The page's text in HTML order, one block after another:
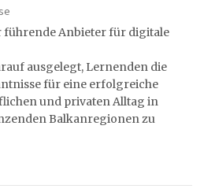
führende Anbieter für digitale
ausgelegt, Lernenden die
für eine erfolgreiche
und privaten Alltag in
Balkanregionen zu